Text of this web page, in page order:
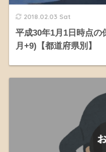
2018.02.03 Sat
平成30年1月1日時点の
月+9)【都道府県別】